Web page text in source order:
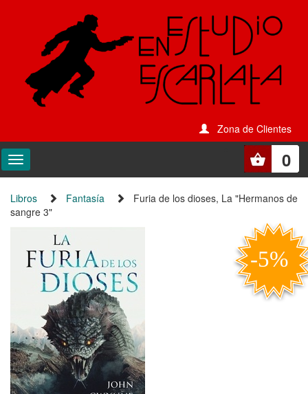
Zona de Clientes
0
Libros Fantasía
Furia de los dioses, La "Hermanos de
sangre 3"